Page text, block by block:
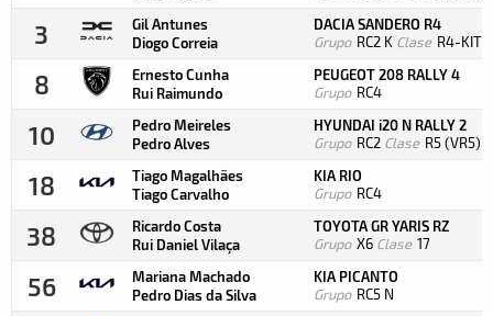
3
Gil Antunes
Diogo Correia
DACIA SANDERO R4
Grupo RC2 K Clase R4-KIT
8
Ernesto Cunha
Rui Raimundo
PEUGEOT 208 RALLY 4
Grupo RC4
10
Pedro Meireles
Pedro Alves
HYUNDAI i20 N RALLY 2
Grupo RC2 Clase R5 (VR5)
18
Tiago Magalhães
Tiago Carvalho
KIA RIO
Grupo RC4
38
Ricardo Costa
Rui Daniel Vilaça
TOYOTA GR YARIS RZ
Grupo X6 Clase 17
56
Mariana Machado
Pedro Dias da Silva
KIA PICANTO
Grupo RC5 N